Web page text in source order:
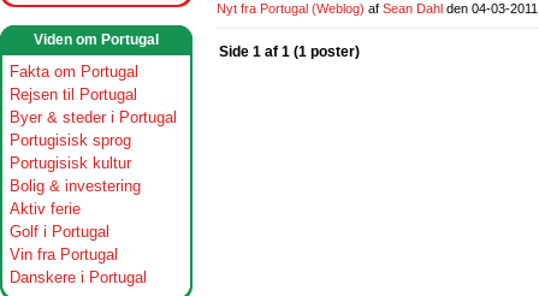
Viden om Portugal
Fakta om Portugal
Rejsen til Portugal
Byer & steder i Portugal
Portugisisk sprog
Portugisisk kultur
Bolig & investering
Aktiv ferie
Golf i Portugal
Vin fra Portugal
Danskere i Portugal
Nyt fra Portugal (Weblog) af Sean Dahl den 04-03-2011
Side 1 af 1 (1 poster)